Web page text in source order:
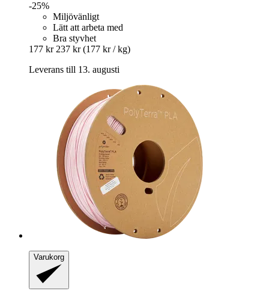
-25%
Miljövänligt
Lätt att arbeta med
Bra styvhet
177 kr 237 kr (177 kr / kg)
Leverans till 13. augusti
Varukorg